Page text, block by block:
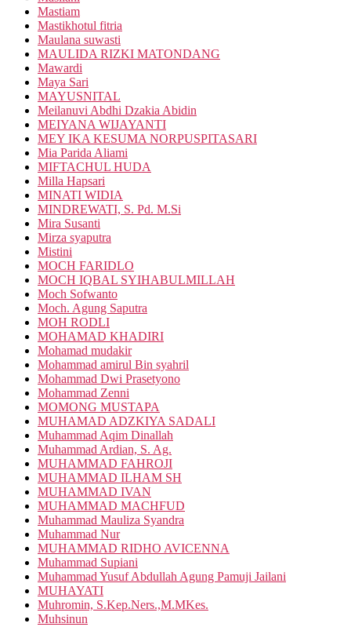
Mastiam
Mastikhotul fitria
Maulana suwasti
MAULIDA RIZKI MATONDANG
Mawardi
Maya Sari
MAYUSNITAL
Meilanuvi Abdhi Dzakia Abidin
MEIYANA WIJAYANTI
MEY IKA KESUMA NORPUSPITASARI
Mia Parida Aliami
MIFTACHUL HUDA
Milla Hapsari
MINATI WIDIA
MINDREWATI, S. Pd. M.Si
Mira Susanti
Mirza syaputra
Mistini
MOCH FARIDLO
MOCH IQBAL SYIHABULMILLAH
Moch Sofwanto
Moch. Agung Saputra
MOH RODLI
MOHAMAD KHADIRI
Mohamad mudakir
Mohammad amirul Bin syahril
Mohammad Dwi Prasetyono
Mohammad Zenni
MOMONG MUSTAPA
MUHAMAD ADZKIYA SADALI
Muhammad Aqim Dinallah
Muhammad Ardian, S. Ag.
MUHAMMAD FAHROJI
MUHAMMAD ILHAM SH
MUHAMMAD IVAN
MUHAMMAD MACHFUD
Muhammad Mauliza Syandra
Muhammad Nur
MUHAMMAD RIDHO AVICENNA
Muhammad Supiani
Muhammad Yusuf Abdullah Agung Pamuji Jailani
MUHAYATI
Muhromin, S.Kep.Ners.,M.MKes.
Muhsinun